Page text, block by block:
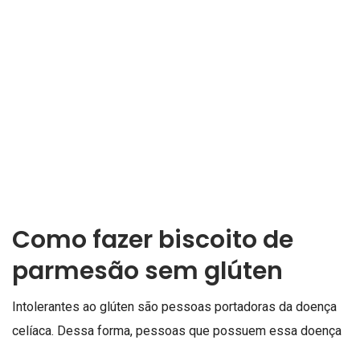
Como fazer biscoito de
parmesão sem glúten
Intolerantes ao glúten são pessoas portadoras da doença
celíaca. Dessa forma, pessoas que possuem essa doença